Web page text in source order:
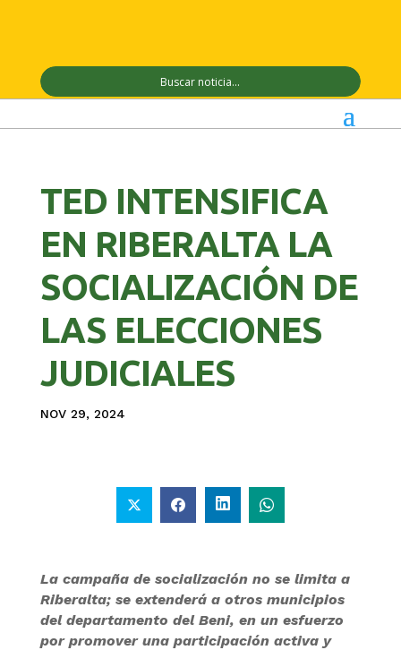
TED INTENSIFICA
EN RIBERALTA LA
SOCIALIZACIÓN DE
LAS ELECCIONES
JUDICIALES
NOV 29, 2024
La campaña de socialización no se limita a
Riberalta; se extenderá a otros municipios
del departamento del Beni, en un esfuerzo
por promover una participación activa y